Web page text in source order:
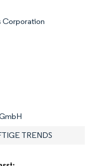
Corporation
TRENDS